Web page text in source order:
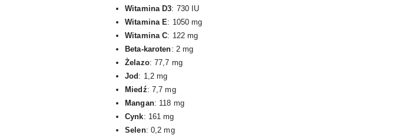
Witamina D3: 730 IU
Witamina E: 1050 mg
Witamina C: 122 mg
Beta-karoten: 2 mg
Żelazo: 77,7 mg
Jod : 1,2 mg
Miedź: 7,7 mg
Mangan: 118 mg
Cynk: 161 mg
Selen: 0,2 mg